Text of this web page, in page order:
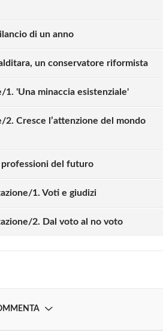
di un anno
un conservatore riformista
1. 'Una minaccia esistenziale'
2. Cresce l’attenzione del mondo
professioni del futuro
1. Voti e giudizi
2. Dal voto al no voto
possono
o Registrati